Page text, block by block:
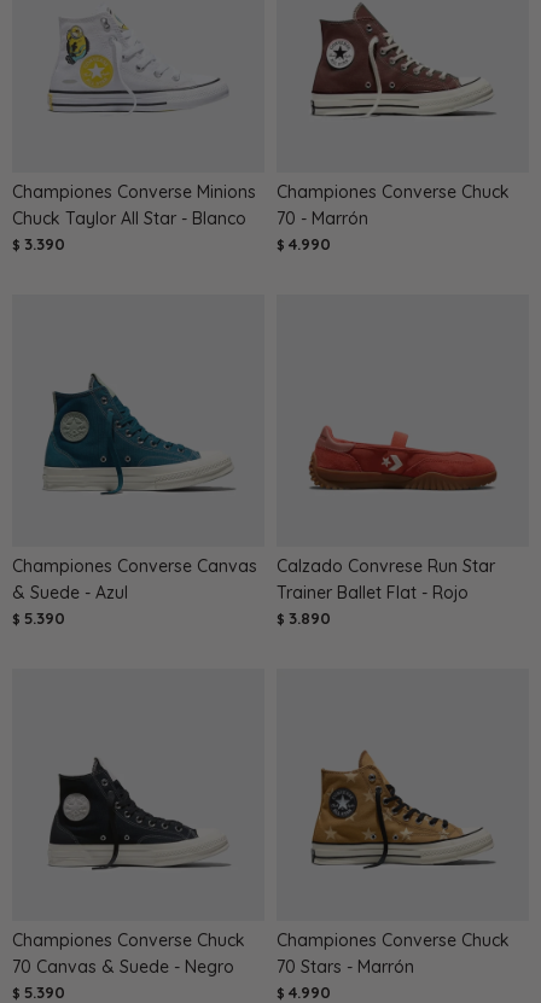
Championes Converse Minions
Chuck Taylor All Star - Blanco
$ 3.390
Championes Converse Chuck
70 - Marrón
$ 4.990
Championes Converse Canvas
& Suede - Azul
$ 5.390
Calzado Convrese Run Star
Trainer Ballet Flat - Rojo
$ 3.890
Championes Converse Chuck
70 Canvas & Suede - Negro
$ 5.390
Championes Converse Chuck
70 Stars - Marrón
$ 4.990